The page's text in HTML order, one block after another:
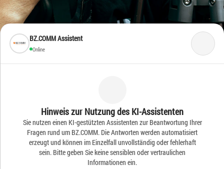
BZ.COMM Assistent
Online
Hinweis zur Nutzung des KI-Assistenten
Sie nutzen einen KI-gestützten Assistenten zur Beantwortung Ihrer
Fragen rund um BZ.COMM. Die Antworten werden automatisiert
erzeugt und können im Einzelfall unvollständig oder fehlerhaft
sein. Bitte geben Sie keine sensiblen oder vertraulichen
Informationen ein.
Frische Ideen – Frische
News